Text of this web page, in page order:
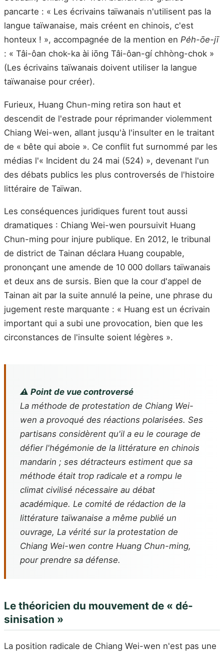
pancarte : « Les écrivains taïwanais n'utilisent pas la
langue taïwanaise, mais créent en chinois, c'est
honteux ! », accompagnée de la mention en Pe̍h-ōe-jī
: « Tâi-ôan chok-ka ài iōng Tâi-ôan-gí chhòng-chok »
(Les écrivains taïwanais doivent utiliser la langue
taïwanaise pour créer).
Furieux, Huang Chun-ming retira son haut et
descendit de l'estrade pour réprimander violemment
Chiang Wei-wen, allant jusqu'à l'insulter en le traitant
de « bête qui aboie ». Ce conflit fut surnommé par les
médias l'« Incident du 24 mai (524) », devenant l'un
des débats publics les plus controversés de l'histoire
littéraire de Taïwan.
Les conséquences juridiques furent tout aussi
dramatiques : Chiang Wei-wen poursuivit Huang
Chun-ming pour injure publique. En 2012, le tribunal
de district de Tainan déclara Huang coupable,
prononçant une amende de 10 000 dollars taïwanais
et deux ans de sursis. Bien que la cour d'appel de
Tainan ait par la suite annulé la peine, une phrase du
jugement reste marquante : « Huang est un écrivain
important qui a subi une provocation, bien que les
circonstances de l'insulte soient légères ».
⚠️ Point de vue controversé
La méthode de protestation de Chiang Wei-
wen a provoqué des réactions polarisées. Ses
partisans considèrent qu'il a eu le courage de
défier l'hégémonie de la littérature en chinois
mandarin ; ses détracteurs estiment que sa
méthode était trop radicale et a rompu le
climat civilisé nécessaire au débat
académique. Le comité de rédaction de la
littérature taïwanaise a même publié un
ouvrage, La vérité sur la protestation de
Chiang Wei-wen contre Huang Chun-ming,
pour prendre sa défense.
Le théoricien du mouvement de « dé-
sinisation »
La position radicale de Chiang Wei-wen n'est pas une